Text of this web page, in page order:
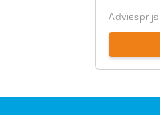
Adviesprijs